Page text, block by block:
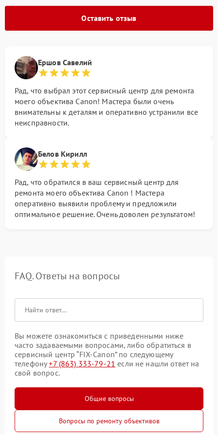
Оставить отзыв
Ершов Савелий
Рад, что выбрал этот сервисный центр для ремонта
моего объектива Canon! Мастера были очень
внимательны к деталям и оперативно устранили все
неисправности.
Белов Кирилл
Рад, что обратился в ваш сервисный центр для
ремонта моего объектива Canon ! Мастера
оперативно выявили проблему и предложили
оптимальное решение. Очень доволен результатом!
FAQ. Ответы на вопросы
Вы можете ознакомиться с приведенными ниже
часто задаваемыми вопросами, либо обратиться в
сервисный центр “FIX-Canon” по следующему
телефону+7 (863) 333-79-21 если не нашли ответ на
свой вопрос.
Общие вопросы
Вопросы по ремонту объективов